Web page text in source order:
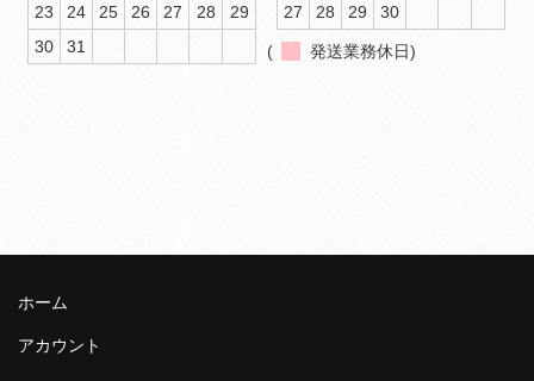
23
24 25 26 27 28
29
30
31
27
28 29 30
( 発送業務休日)
ホーム
アカウント